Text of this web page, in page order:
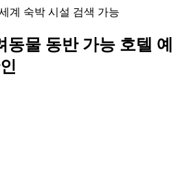
계 숙박 시설 검색 가능
동물 동반 가능 호텔 예